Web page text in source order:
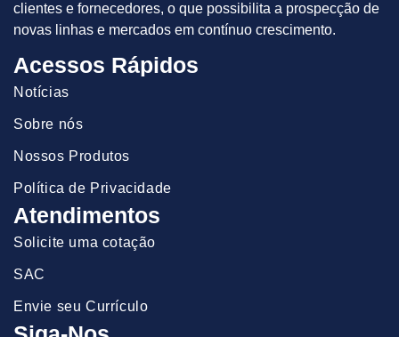
clientes e fornecedores, o que possibilita a prospecção de
novas linhas e mercados em contínuo crescimento.
Acessos Rápidos
Notícias
Sobre nós
Nossos Produtos
Política de Privacidade
Atendimentos
Solicite uma cotação
SAC
Envie seu Currículo